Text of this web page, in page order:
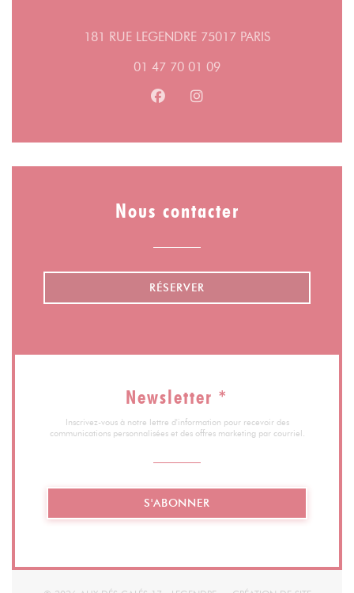
181 RUE LEGENDRE 75017 PARIS((ouvre une
01 47 70 01 09
Facebook ((ouvre une nouvelle
Instagram ((ouvre une
Nous contacter
RÉSERVER
Newsletter *
Inscrivez-vous à notre lettre d'information pour recevoir des
communications personnalisées et des offres marketing par courriel.
S'ABONNER